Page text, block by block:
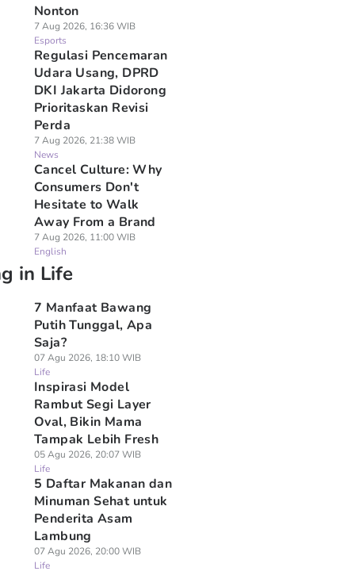
Nonton
7 Aug 2026, 16:36 WIB
Esports
Regulasi Pencemaran
Udara Usang, DPRD
DKI Jakarta Didorong
Prioritaskan Revisi
Perda
7 Aug 2026, 21:38 WIB
News
Cancel Culture: Why
Consumers Don't
Hesitate to Walk
Away From a Brand
7 Aug 2026, 11:00 WIB
English
in Life
7 Manfaat Bawang
Putih Tunggal, Apa
Saja?
07 Agu 2026, 18:10 WIB
Life
Inspirasi Model
Rambut Segi Layer
Oval, Bikin Mama
Tampak Lebih Fresh
05 Agu 2026, 20:07 WIB
Life
5 Daftar Makanan dan
Minuman Sehat untuk
Penderita Asam
Lambung
07 Agu 2026, 20:00 WIB
Life